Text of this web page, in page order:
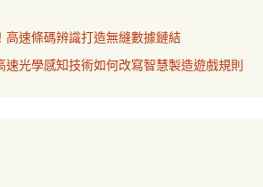
高速條碼辨識打造無縫數據鏈結
速光學感知技術如何改寫智慧製造遊戲規則